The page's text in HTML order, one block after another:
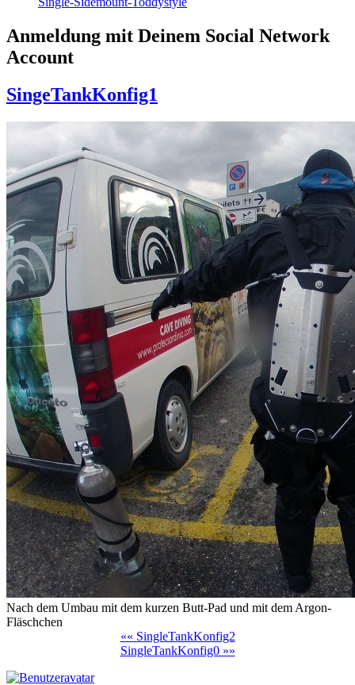
Anmeldung mit Deinem Social Network
Account
SingeTankKonfig1
Nach dem Umbau mit dem kurzen Butt-Pad und mit dem Argon-
Fläschchen
«« SingleTankKonfig2
SingleTankKonfig0 »»